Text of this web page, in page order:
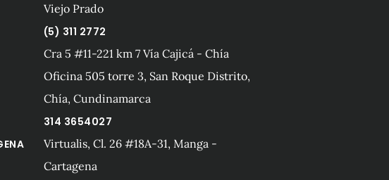
Viejo Prado
(5) 311 2772
Cra 5 #11-221 km 7 Vía Cajicá - Chía
Oficina 505 torre 3, San Roque Distrito,
Chía, Cundinamarca
314 3654027
Virtualis, Cl. 26 #18A-31, Manga -
Cartagena